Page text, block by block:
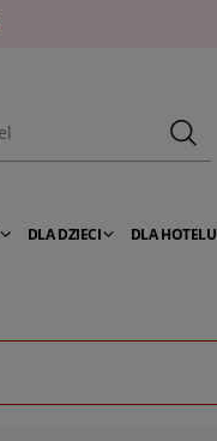
DLA DZIECI DLA HOTELU